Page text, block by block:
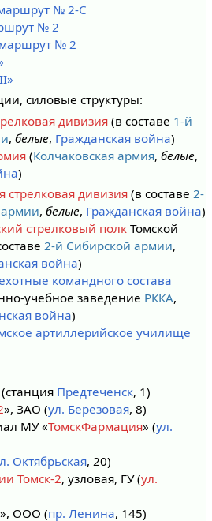
№ 2-С
№ 2
№ 2
силовые структуры:
дивизия (в составе 1-й
,белые, Гражданская война)
(Колчаковская армия,белые,
)
стрелковая дивизия(в составе 2-
, белые, Гражданская война)
стрелковый полкТомской
2-й Сибирской армии,
война)
командного состава
учебное заведение РККА,
война)
артиллерийское училище
Предтеченск, 1)
», ЗАО (ул. Березовая, 8)
МУ «ТомскФармация» (ул.
Октябрьская, 20)
Томск-2, узловая, ГУ (ул.
», ООО (пр. Ленина, 145)